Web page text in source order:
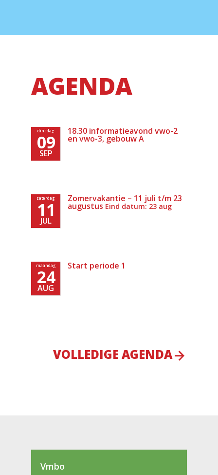
AGENDA
dinsdag
09
SEP
18.30 informatieavond vwo-2
en vwo-3, gebouw A
zaterdag
11
JUL
Zomervakantie – 11 juli t/m 23
augustus Eind datum: 23 aug
maandag
24
AUG
Start periode 1
VOLLEDIGE AGENDA
Vmbo